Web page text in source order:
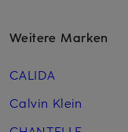
Weitere Marken
CALIDA
Calvin Klein